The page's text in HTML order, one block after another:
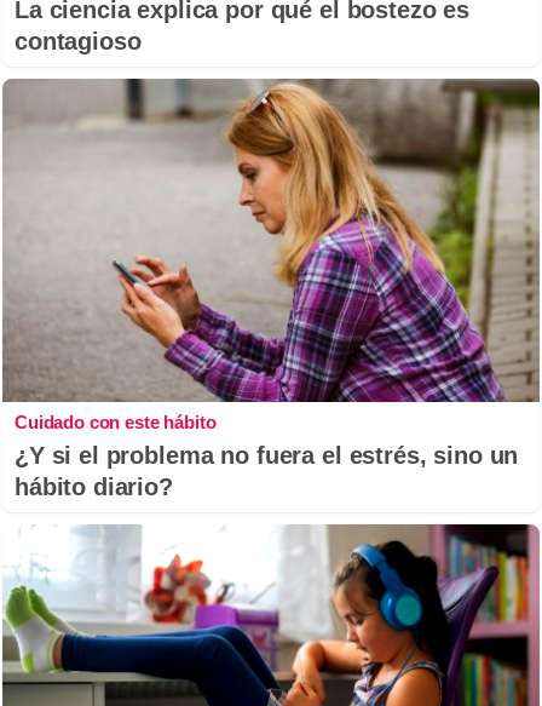
La ciencia explica por qué el bostezo es
contagioso
Cuidado con este hábito
¿Y si el problema no fuera el estrés, sino un
hábito diario?